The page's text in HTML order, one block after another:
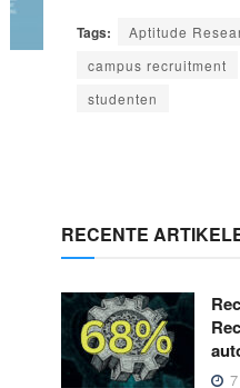
Tags: Aptitude
campus recruitment
studenten
RECENTE